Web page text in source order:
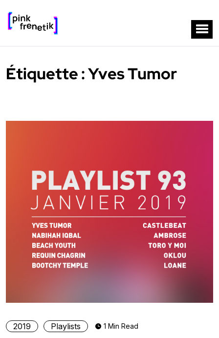
Étiquette :Yves Tumor
2019 Playlists 1 Min Read